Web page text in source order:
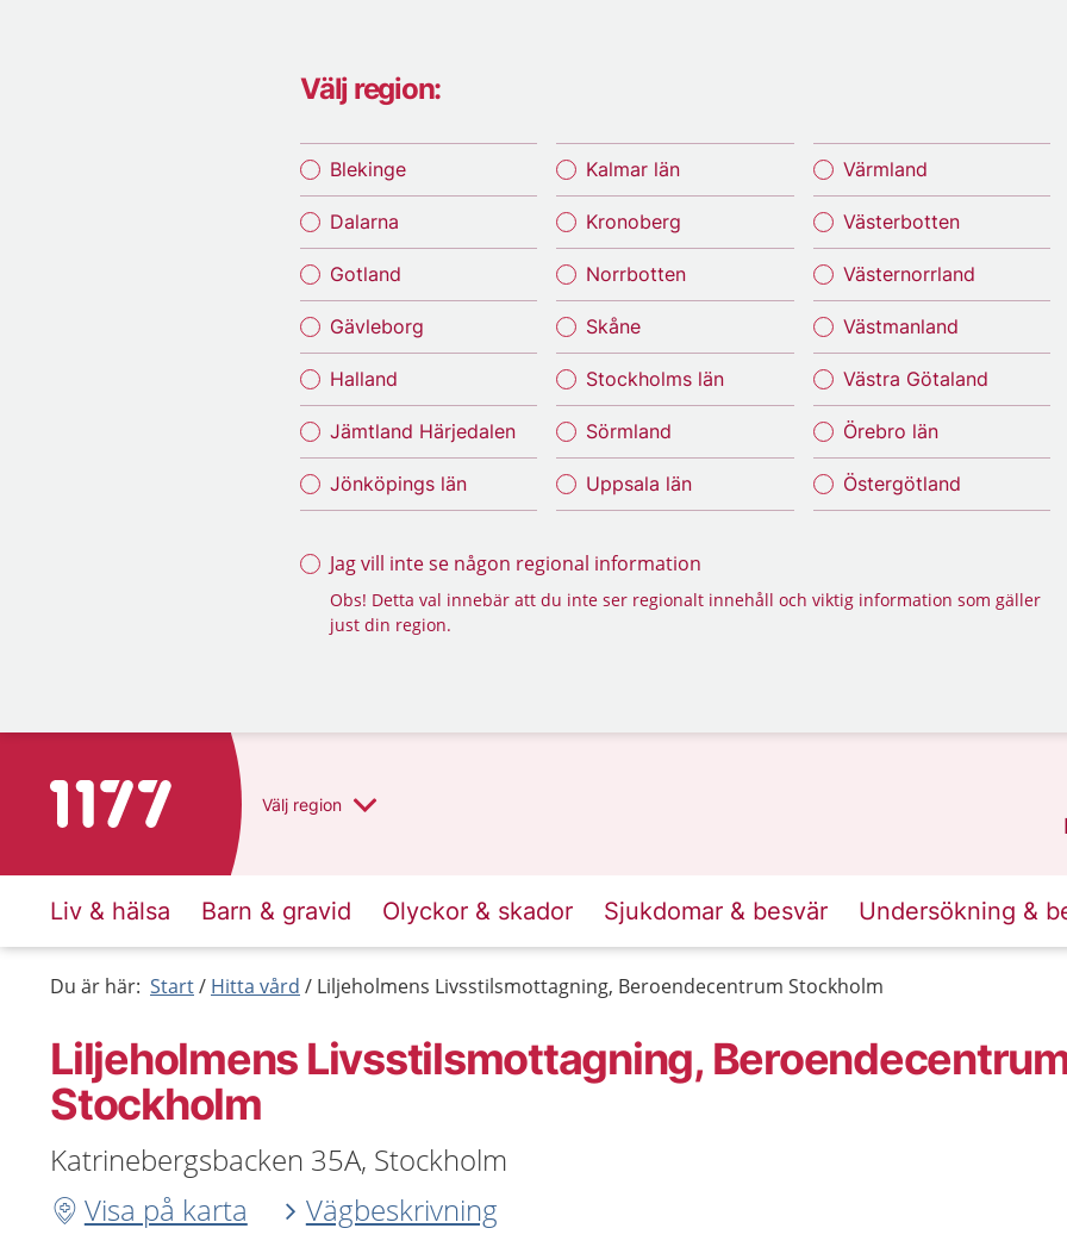
Välj region:
Blekinge
Dalarna
Gotland
Gävleborg
Halland
Jämtland Härjedalen
Jönköpings län
Kalmar län
Kronoberg
Norrbotten
Skåne
Stockholms län
Sörmland
Uppsala län
Värmland
Västerbotten
Västernorrland
Västmanland
Västra Götaland
Örebro län
Östergötland
Jag vill inte se någon regional information
Obs! Detta val innebär att du inte ser regionalt innehåll och viktig information som gäller
just din region.
Till startsidan för 1177 Välj region
Liv & hälsa Barn & gravid Olyckor & skador Sjukdomar & besvär Undersökning &
Du är här: Start Hitta vård Liljeholmens Livsstilsmottagning, Beroendecentrum Stockholm
Liljeholmens Livsstilsmottagning,
Stockholm
Katrinebergsbacken 35A, Stockholm
Visa på karta
Vägbeskrivning